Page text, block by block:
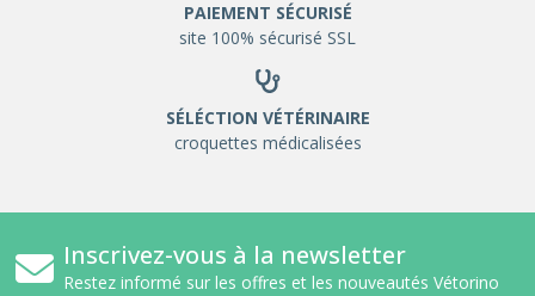
PAIEMENT SÉCURISÉ
site 100% sécurisé SSL
SÉLÉCTION VÉTÉRINAIRE
croquettes médicalisées
Inscrivez-vous à la newsletter
Restez informé sur les offres et les nouveautés Vétorino